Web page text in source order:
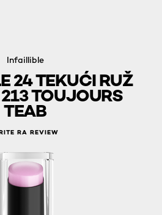
Infaillible
24 TEKUĆI RUŽ
TOUJOURS
TEAB​
RA REVIEW